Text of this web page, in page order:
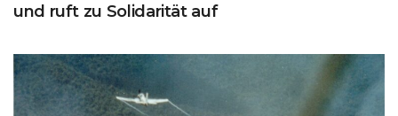
und ruft zu Solidarität auf